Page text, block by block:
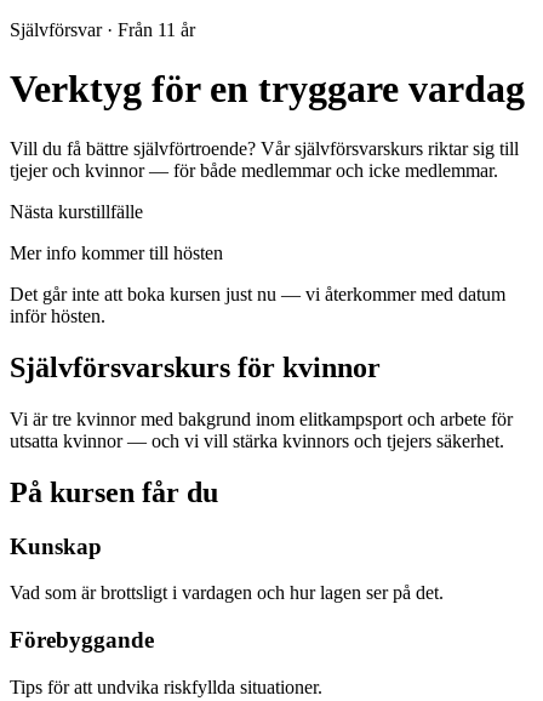
Självförsvar · Från 11 år
Verktyg för en tryggare vardag
Vill du få bättre självförtroende? Vår självförsvarskurs riktar sig till
tjejer och kvinnor — för både medlemmar och icke medlemmar.
Nästa kurstillfälle
Mer info kommer till hösten
Det går inte att boka kursen just nu — vi återkommer med datum
inför hösten.
Självförsvarskurs för kvinnor
Vi är tre kvinnor med bakgrund inom elitkampsport och arbete för
utsatta kvinnor — och vi vill stärka kvinnors och tjejers säkerhet.
På kursen får du
Kunskap
Vad som är brottsligt i vardagen och hur lagen ser på det.
Förebyggande
Tips för att undvika riskfyllda situationer.